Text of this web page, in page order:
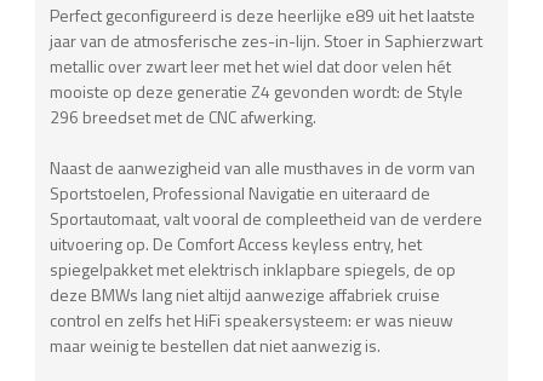
Perfect geconfigureerd is deze heerlijke e89 uit het laatste
jaar van de atmosferische zes-in-lijn. Stoer in Saphierzwart
metallic over zwart leer met het wiel dat door velen hét
mooiste op deze generatie Z4 gevonden wordt: de Style
296 breedset met de CNC afwerking.
Naast de aanwezigheid van alle musthaves in de vorm van
Sportstoelen, Professional Navigatie en uiteraard de
Sportautomaat, valt vooral de compleetheid van de verdere
uitvoering op. De Comfort Access keyless entry, het
spiegelpakket met elektrisch inklapbare spiegels, de op
deze BMWs lang niet altijd aanwezige affabriek cruise
control en zelfs het HiFi speakersysteem: er was nieuw
maar weinig te bestellen dat niet aanwezig is.